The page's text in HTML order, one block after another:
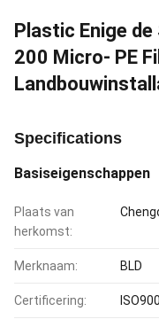
Plastic Enige
200 Micro- PE
Specifications
Basiseigenschappen
Plaats van
herkomst:
Merknaam: BLD
Certificering: